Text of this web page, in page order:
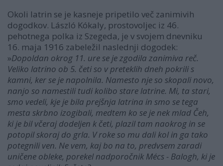
Okoli latrin se je kasneje pripetilo več zanimivih
dogodkov. László Kókaly, prostovoljec iz 46.
pehotnega polka iz Szegeda, je v svojem dnevniku
16. maja 1916 zabeležil naslednji dogodek:
»Dopoldan okrog 11. ure se je zgodila zanimiva reč.
Veliko latrino ob 5. četi so v preteklih dneh pokrili s
kamni, ker se je napolnila. Namesto nje so skopali novo,
nanjo so namestili tudi kolibo stare latrine. Mi, ta stari,
smo vedeli, kje je bila prejšnja latrina in smo se tega
mesta skrbno izogibali, medtem ko se je nek mlad Čeh,
ki je bil včeraj dodeljen k četi, plazil tam naokrog in se
potopil skoraj do grla. V roke so mu dali kol in ga tako
potegnili ven. Ne vem, kaj bo na to, predvsem zaradi
uničene obleke, porekel nadporočnik Mécs - Balogh, ki je